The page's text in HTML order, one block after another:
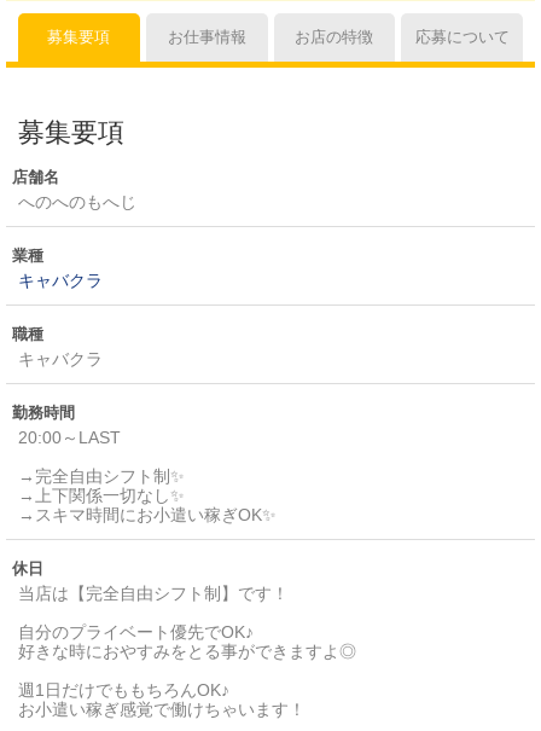
募集要項 お仕事情報 お店の特徴 応募について
募集要項
店舗名
へのへのもへじ
業種
キャバクラ
職種
キャバクラ
勤務時間
20:00～LAST
→完全自由シフト制✨
→上下関係一切なし✨
→スキマ時間にお小遣い稼ぎOK✨
休日
当店は【完全自由シフト制】です！
自分のプライベート優先でOK♪
好きな時におやすみをとる事ができますよ◎
週1日だけでももちろんOK♪
お小遣い稼ぎ感覚で働けちゃいます！